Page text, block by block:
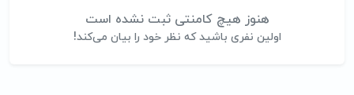
هنوز هیچ کامنتی ثبت نشده است
اولین نفری باشید که نظر خود را بیان می‌کند!